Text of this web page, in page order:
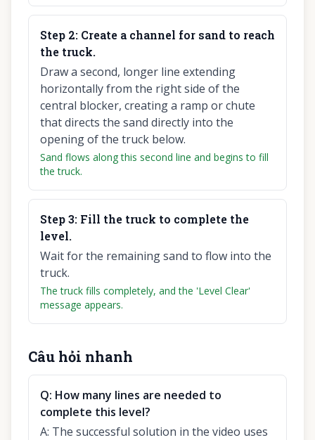
Step 2: Create a channel for sand to reach
the truck.
Draw a second, longer line extending
horizontally from the right side of the
central blocker, creating a ramp or chute
that directs the sand directly into the
opening of the truck below.
Sand flows along this second line and begins to fill
the truck.
Step3: Fill the truck to complete the
level.
Wait for the remaining sand to flow into the
truck.
The truck fills completely, and the 'Level Clear'
message appears.
Câu hỏi nhanh
Q: How many lines are needed to
complete this level?
A: The successful solution in the video uses